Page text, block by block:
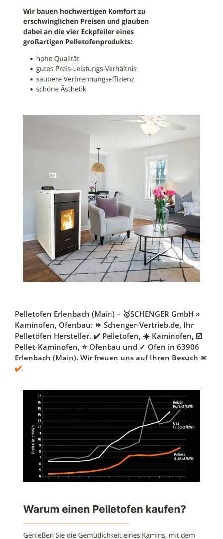
Pelletofen Erlenbach (Main) – 🥇SCHENGER GmbH »
Kaminofen, Ofenbau: ⏩ Schenger-Vertrieb.de, Ihr
Pelletöfen Hersteller. ✔️ Pelletofen, ☀️ Kaminofen, ☑️
Pellet-Kaminofen, ⭐ Ofenbau und ✓ Ofen in 63906
Erlenbach (Main). Wir freuen uns auf Ihren Besuch ✉
✔️.